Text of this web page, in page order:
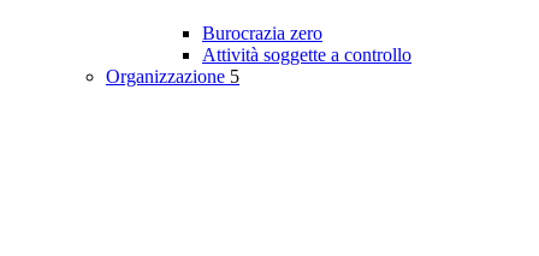
Burocrazia zero
Attività soggette a controllo
Organizzazione 5